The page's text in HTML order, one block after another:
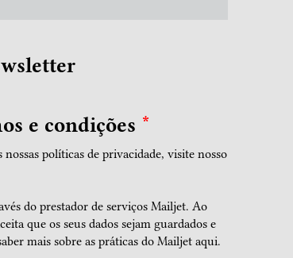
e condições *
políticas de privacidade, visite nosso
do prestador de serviços Mailjet. Ao
que os seus dados sejam guardados e
mais sobre as práticas do Mailjet aqui.